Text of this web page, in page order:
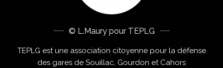
© L.Maury pour TEPLG
TEPLG est une association citoyenne pour la défense
des gares de Souillac, Gourdon et Cahors